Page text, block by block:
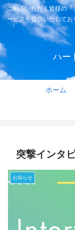
ご利用いただく皆様の
ービスを提供いたして
ハー
ホーム
突撃インタ
お知らせ